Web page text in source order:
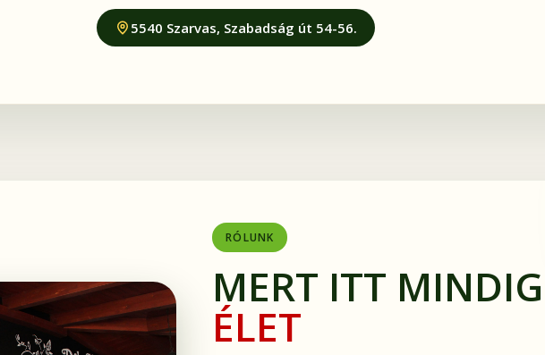
5540 Szarvas, Szabadság út 54-56.
RÓLUNK
MERT ITT MINDIG
ÉLET